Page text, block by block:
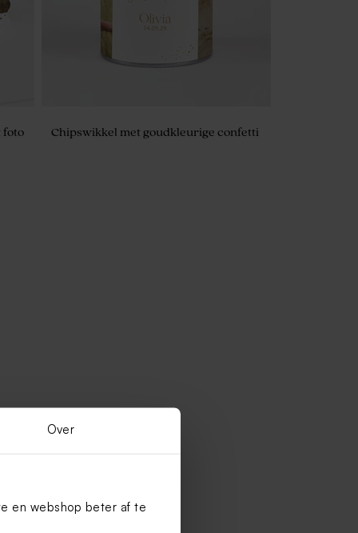
Over
en webshop beter af te
foto
Chipswikkel met goudkleurige confetti